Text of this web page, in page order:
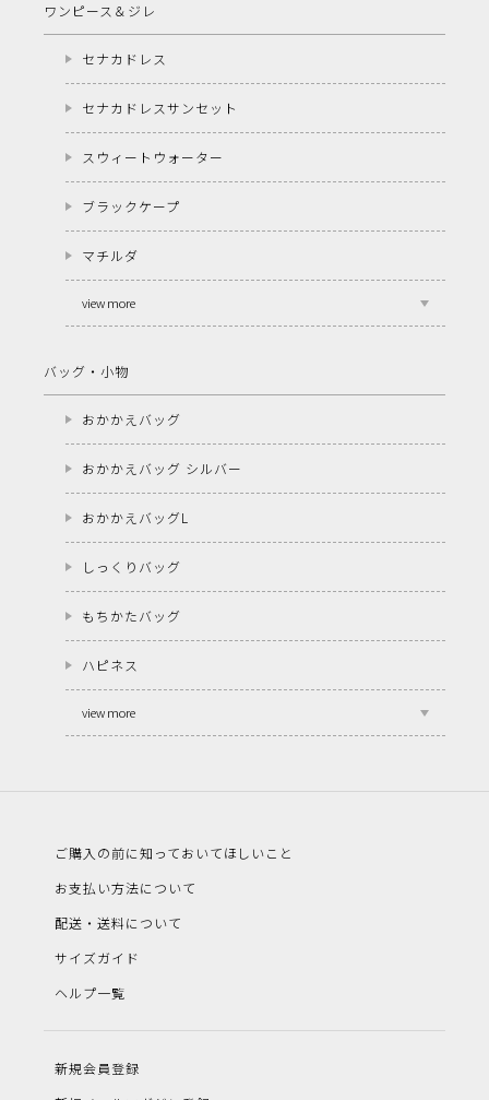
ワンピース＆ジレ
セナカドレス
セナカドレスサンセット
スウィートウォーター
ブラックケープ
マチルダ
view more
バッグ・小物
おかかえバッグ
おかかえバッグ シルバー
おかかえバッグL
しっくりバッグ
もちかたバッグ
ハピネス
view more
ご購入の前に知っておいてほしいこと
お支払い方法について
配送・送料について
サイズガイド
ヘルプ一覧
新規会員登録